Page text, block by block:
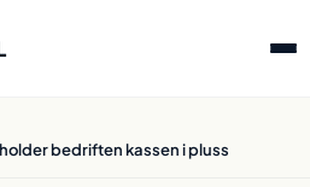
bedriften kassen i pluss